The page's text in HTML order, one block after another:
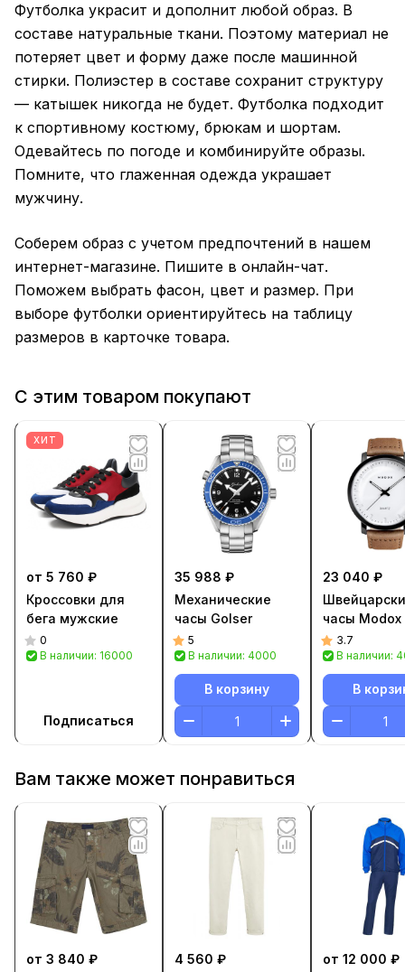
Футболка украсит и дополнит любой образ. В
составе натуральные ткани. Поэтому материал не
потеряет цвет и форму даже после машинной
стирки. Полиэстер в составе сохранит структуру
— катышек никогда не будет. Футболка подходит
к спортивному костюму, брюкам и шортам.
Одевайтесь по погоде и комбинируйте образы.
Помните, что глаженная одежда украшает
мужчину.
Соберем образ с учетом предпочтений в нашем
интернет-магазине. Пишите в онлайн-чат.
Поможем выбрать фасон, цвет и размер. При
выборе футболки ориентируйтесь на таблицу
размеров в карточке товара.
С этим товаром покупают
ХИТ
от 5 760 ₽
Кроссовки для
бега мужские
0
В наличии: 16000
Подписаться
35 988 ₽
Механические
часы Golser
5
В наличии: 4000
В корзину
23 040 ₽
часы Modox
3.7
В наличии:
В
Вам также может понравиться
от 3 840 ₽
4 560 ₽
от 12 000 ₽